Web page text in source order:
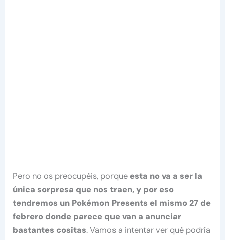
Pero no os preocupéis, porque esta no va a ser la
única sorpresa que nos traen, y por eso
tendremos un Pokémon Presents el mismo 27 de
febrero donde parece que van a anunciar
bastantes cositas. Vamos a intentar ver qué podría